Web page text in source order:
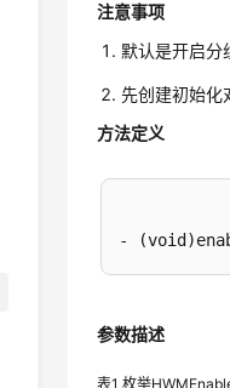
注意事项
默认是开启分
先创建初始化
方法定义
-
参数描述
表1枚举